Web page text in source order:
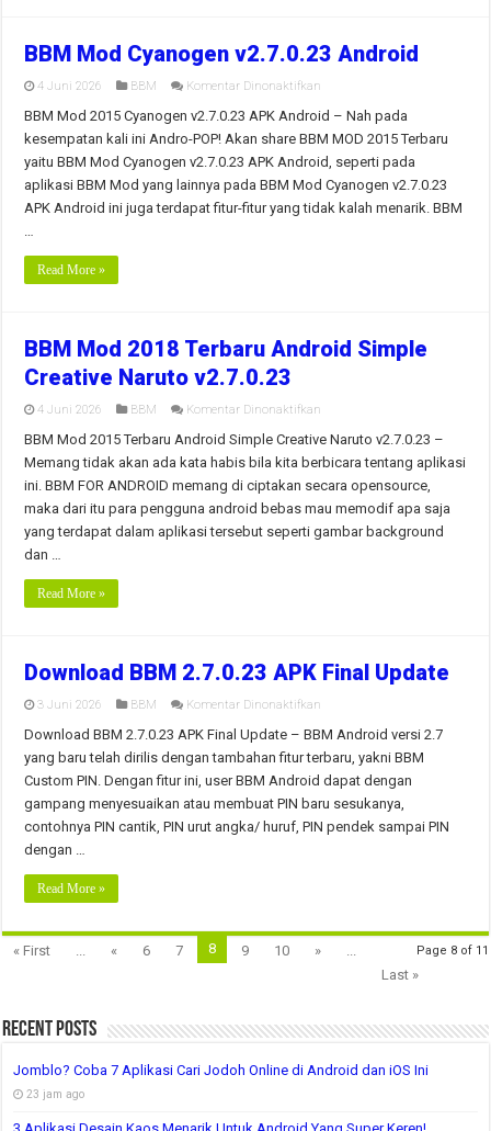
BBM Mod Cyanogen v2.7.0.23 Android
4 Juni 2026 BBM Komentar Dinonaktifkan
Mod
v2.7.0.23
Android
BBM Mod 2015 Cyanogen v2.7.0.23 APK Android – Nah pada
kesempatan kali ini Andro-POP! Akan share BBM MOD 2015 Terbaru
yaitu BBM Mod Cyanogen v2.7.0.23 APK Android, seperti pada
aplikasi BBM Mod yang lainnya pada BBM Mod Cyanogen v2.7.0.23
APK Android ini juga terdapat fitur-fitur yang tidak kalah menarik. BBM
…
Read More »
BBM Mod 2018 Terbaru Android Simple
Creative Naruto v2.7.0.23
4 Juni 2026 BBM Komentar Dinonaktifkan
Mod
Terbaru
Android
Simple
Creative
Naruto
v2.7.0.23
BBM Mod 2015 Terbaru Android Simple Creative Naruto v2.7.0.23 –
Memang tidak akan ada kata habis bila kita berbicara tentang aplikasi
ini. BBM FOR ANDROID memang di ciptakan secara opensource,
maka dari itu para pengguna android bebas mau memodif apa saja
yang terdapat dalam aplikasi tersebut seperti gambar background
dan …
Read More »
Download BBM 2.7.0.23 APK Final Update
3 Juni 2026 BBM Komentar Dinonaktifkan
BBM
APK
Final
Update
Download BBM 2.7.0.23 APK Final Update – BBM Android versi 2.7
yang baru telah dirilis dengan tambahan fitur terbaru, yakni BBM
Custom PIN. Dengan fitur ini, user BBM Android dapat dengan
gampang menyesuaikan atau membuat PIN baru sesukanya,
contohnya PIN cantik, PIN urut angka/ huruf, PIN pendek sampai PIN
dengan …
Read More »
Page 8 of 11
« First ... « 6 7 8 9 10 »
...
Last »
Recent Posts
Jomblo? Coba 7 Aplikasi Cari Jodoh Online di Android dan iOS Ini
23 jam ago